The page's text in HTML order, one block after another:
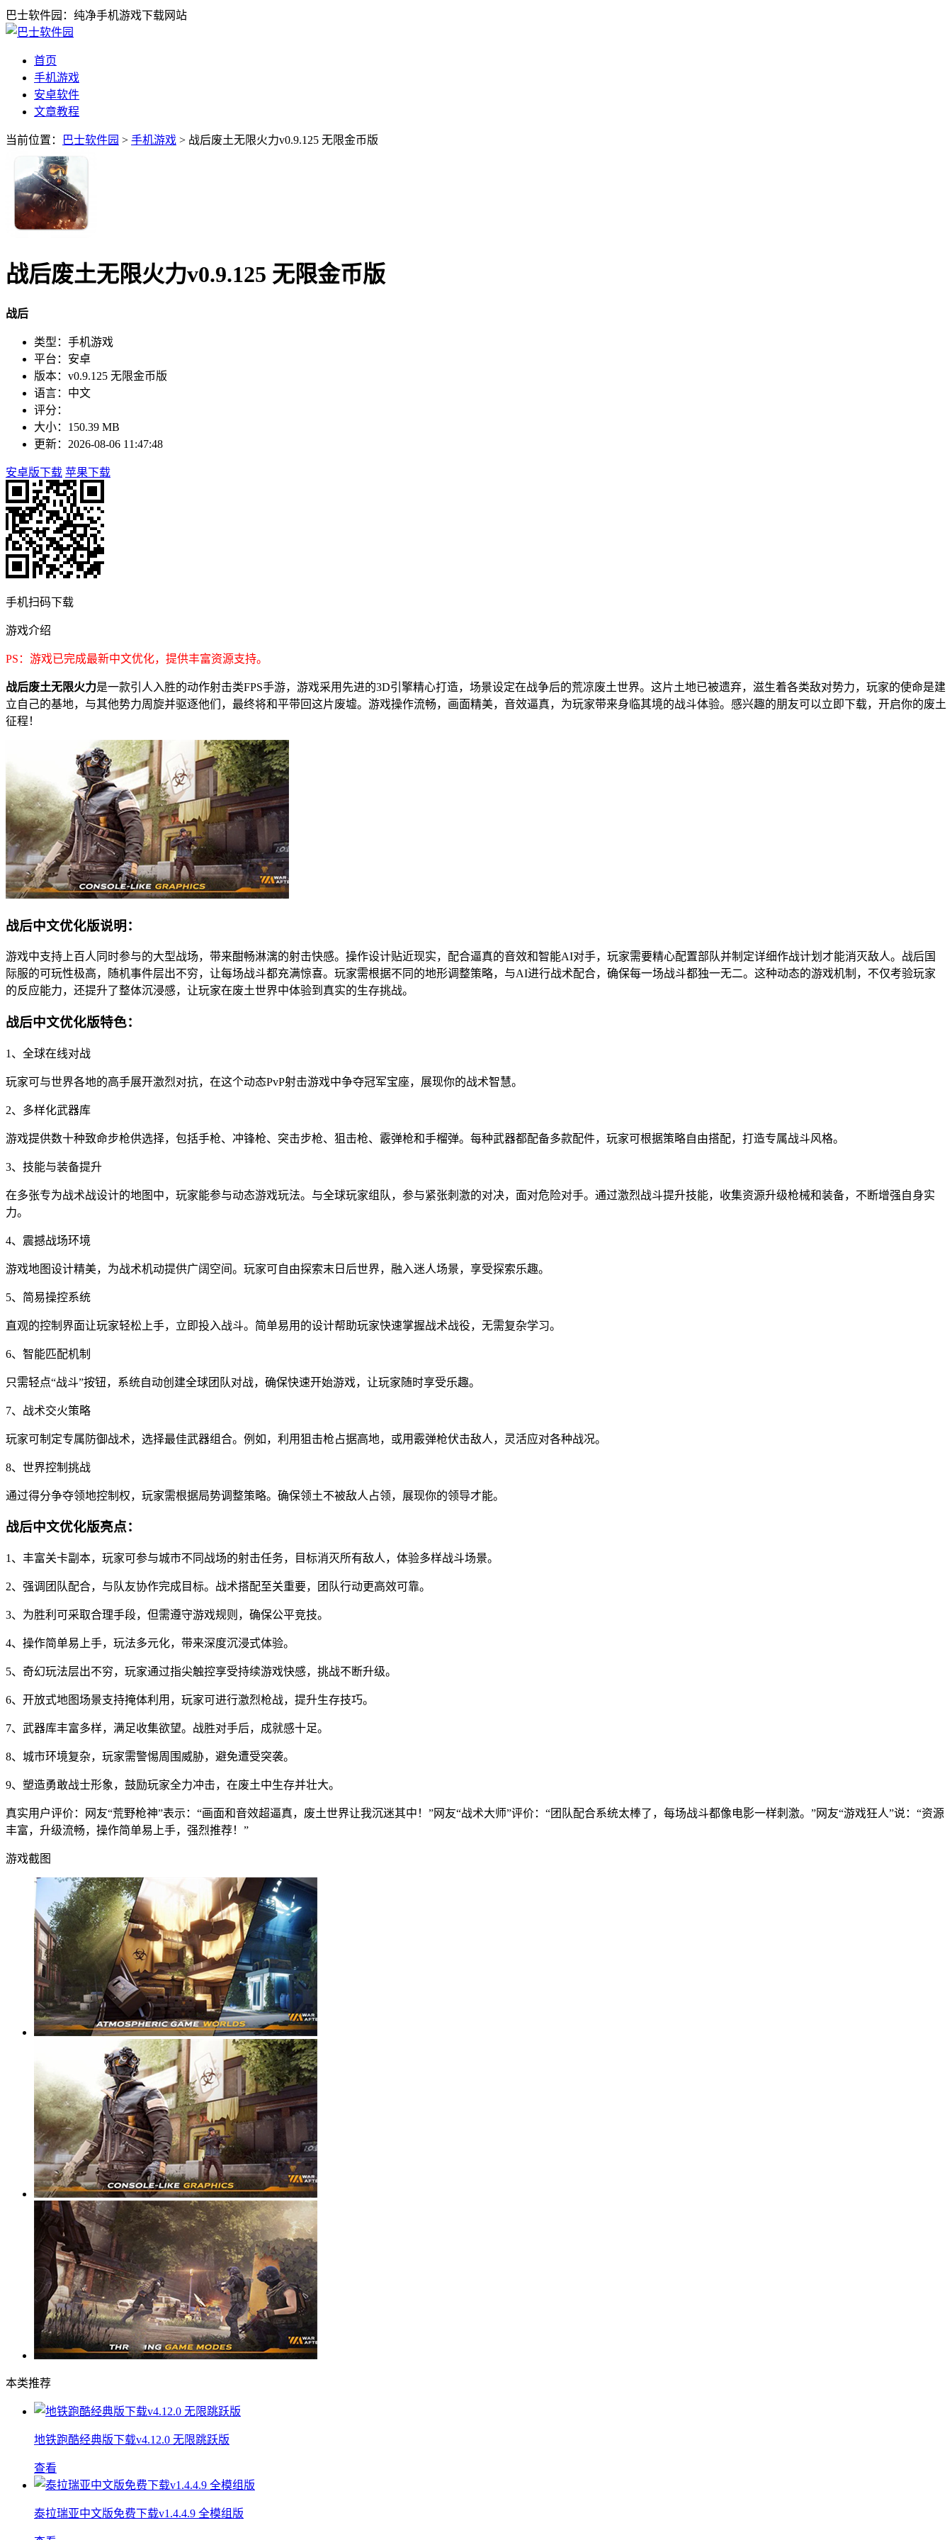
巴士软件园：纯净手机游戏下载网站
首页
手机游戏
安卓软件
文章教程
当前位置： 巴士软件园 > 手机游戏 > 战后废土无限火力v0.9.125 无限金币版
战后废土无限火力v0.9.125 无限金币版
战后
类型：手机游戏
平台：安卓
版本：v0.9.125 无限金币版
语言：中文
评分：
大小：150.39 MB
更新：2026-08-06 11:47:48
安卓版下载 苹果下载
手机扫码下载
游戏介绍
PS：游戏已完成最新中文优化，提供丰富资源支持。
战后废土无限火力是一款引人入胜的动作射击类FPS手游，游戏采用先进的3D引擎精心打造，场景设定在战争后的荒凉废土世界。这片土地已被遗弃，滋生着各类敌对势力，玩家的使命是建
立自己的基地，与其他势力周旋并驱逐他们，最终将和平带回这片废墟。游戏操作流畅，画面精美，音效逼真，为玩家带来身临其境的战斗体验。感兴趣的朋友可以立即下载，开启你的废土
征程！
战后中文优化版说明：
游戏中支持上百人同时参与的大型战场，带来酣畅淋漓的射击快感。操作设计贴近现实，配合逼真的音效和智能AI对手，玩家需要精心配置部队并制定详细作战计划才能消灭敌人。战后国
际服的可玩性极高，随机事件层出不穷，让每场战斗都充满惊喜。玩家需根据不同的地形调整策略，与AI进行战术配合，确保每一场战斗都独一无二。这种动态的游戏机制，不仅考验玩家
的反应能力，还提升了整体沉浸感，让玩家在废土世界中体验到真实的生存挑战。
战后中文优化版特色：
1、全球在线对战
玩家可与世界各地的高手展开激烈对抗，在这个动态PvP射击游戏中争夺冠军宝座，展现你的战术智慧。
2、多样化武器库
游戏提供数十种致命步枪供选择，包括手枪、冲锋枪、突击步枪、狙击枪、霰弹枪和手榴弹。每种武器都配备多款配件，玩家可根据策略自由搭配，打造专属战斗风格。
3、技能与装备提升
在多张专为战术战设计的地图中，玩家能参与动态游戏玩法。与全球玩家组队，参与紧张刺激的对决，面对危险对手。通过激烈战斗提升技能，收集资源升级枪械和装备，不断增强自身实
力。
4、震撼战场环境
游戏地图设计精美，为战术机动提供广阔空间。玩家可自由探索末日后世界，融入迷人场景，享受探索乐趣。
5、简易操控系统
直观的控制界面让玩家轻松上手，立即投入战斗。简单易用的设计帮助玩家快速掌握战术战役，无需复杂学习。
6、智能匹配机制
只需轻点“战斗”按钮，系统自动创建全球团队对战，确保快速开始游戏，让玩家随时享受乐趣。
7、战术交火策略
玩家可制定专属防御战术，选择最佳武器组合。例如，利用狙击枪占据高地，或用霰弹枪伏击敌人，灵活应对各种战况。
8、世界控制挑战
通过得分争夺领地控制权，玩家需根据局势调整策略。确保领土不被敌人占领，展现你的领导才能。
战后中文优化版亮点：
1、丰富关卡副本，玩家可参与城市不同战场的射击任务，目标消灭所有敌人，体验多样战斗场景。
2、强调团队配合，与队友协作完成目标。战术搭配至关重要，团队行动更高效可靠。
3、为胜利可采取合理手段，但需遵守游戏规则，确保公平竞技。
4、操作简单易上手，玩法多元化，带来深度沉浸式体验。
5、奇幻玩法层出不穷，玩家通过指尖触控享受持续游戏快感，挑战不断升级。
6、开放式地图场景支持掩体利用，玩家可进行激烈枪战，提升生存技巧。
7、武器库丰富多样，满足收集欲望。战胜对手后，成就感十足。
8、城市环境复杂，玩家需警惕周围威胁，避免遭受突袭。
9、塑造勇敢战士形象，鼓励玩家全力冲击，在废土中生存并壮大。
真实用户评价：网友“荒野枪神”表示：“画面和音效超逼真，废土世界让我沉迷其中！”网友“战术大师”评价：“团队配合系统太棒了，每场战斗都像电影一样刺激。”网友“游戏狂人”说：“资源
丰富，升级流畅，操作简单易上手，强烈推荐！”
游戏截图
本类推荐
地铁跑酷经典版下载v4.12.0 无限跳跃版
查看
泰拉瑞亚中文版免费下载v1.4.4.9 全模组版